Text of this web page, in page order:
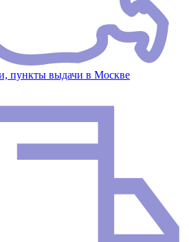
пункты выдачи в Москве